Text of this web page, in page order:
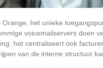
het unieke
voicemailservers doen
het centraliseert ook
van de interne structuur